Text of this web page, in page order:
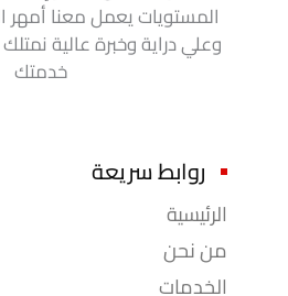
المستويات يعمل معنا أمهر
وعلي دراية وخبرة عالية
خدمتك
روابط سريعة
الرئيسية
من نحن
الخدمات